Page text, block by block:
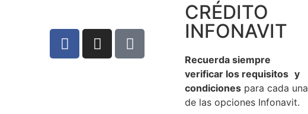
CRÉDITO
INFONAVIT
Recuerda siempre
verificar los requisitos y
condiciones para cada una
de las opciones Infonavit.